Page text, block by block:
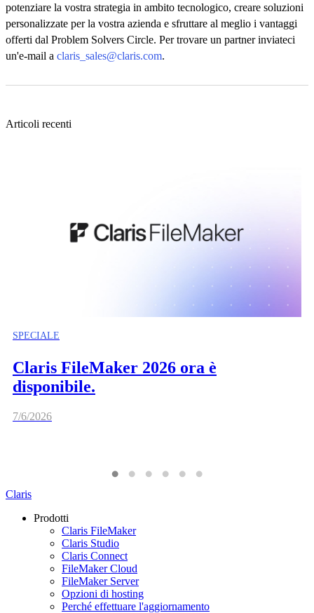
potenziare la vostra strategia in ambito tecnologico, creare soluzioni
personalizzate per la vostra azienda e sfruttare al meglio i vantaggi
offerti dal Problem Solvers Circle. Per trovare un partner inviateci
un'e-mail a claris_sales@claris.com.
Articoli recenti
SPECIALE
Claris FileMaker 2026 ora è
disponibile.
7/6/2026
Claris
Prodotti
Claris FileMaker
Claris Studio
Claris Connect
FileMaker Cloud
FileMaker Server
Opzioni di hosting
Perché effettuare l'aggiornamento